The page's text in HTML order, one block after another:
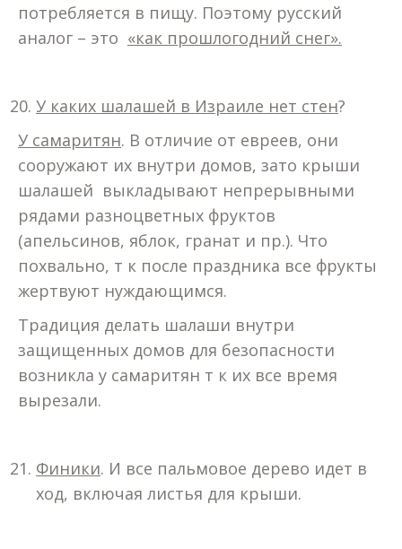
потребляется в пищу. Поэтому русский
аналог – это «как прошлогодний снег».
У каких шалашей в Израиле нет стен?
У самаритян. В отличие от евреев, они
сооружают их внутри домов, зато крыши
шалашей выкладывают непрерывными
рядами разноцветных фруктов
(апельсинов, яблок, гранат и пр.). Что
похвально, т к после праздника все фрукты
жертвуют нуждающимся.
Традиция делать шалаши внутри
защищенных домов для безопасности
возникла у самаритян т к их все время
вырезали.
Финики. И все пальмовое дерево идет в
ход, включая листья для крыши.